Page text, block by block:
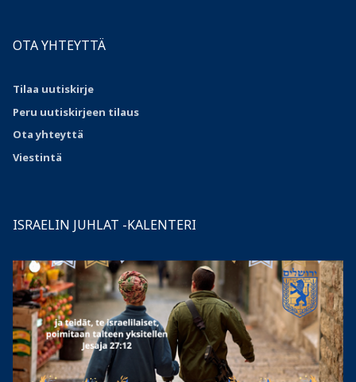
OTA YHTEYTTÄ
Tilaa uutiskirje
Peru uutiskirjeen tilaus
Otayhteyttä
Viestintä
ISRAELIN JUHLAT -KALENTERI